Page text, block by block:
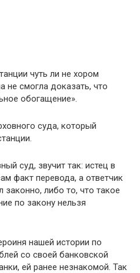
чуть ли не хором
не смогла доказать, что
обогащение».
суда, который
суд, звучит так: истец в
факт перевода, а ответчик
законно, либо то, что такое
по закону нельзя
нашей истории по
со своей банковской
ей ранее незнакомой. Так